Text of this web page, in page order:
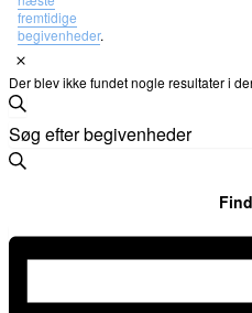
fremtidige
begivenheder.
Notice
Der blev ikke fundet nogle resultater i
Begivenheder
Søgning
og
Søg
efter
begivenheder
Skriv
nøgleord.
Søg
på
nøgleord.
Begivenhed
Visninger
Navigation